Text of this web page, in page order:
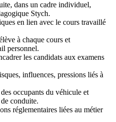
dans un cadre individuel,
Stych.
en lien avec le cours travaillé
à chaque cours et
personnel.
les candidats aux examens
influences, pressions liés à
occupants du véhicule et
conduite.
réglementaires liées au métier